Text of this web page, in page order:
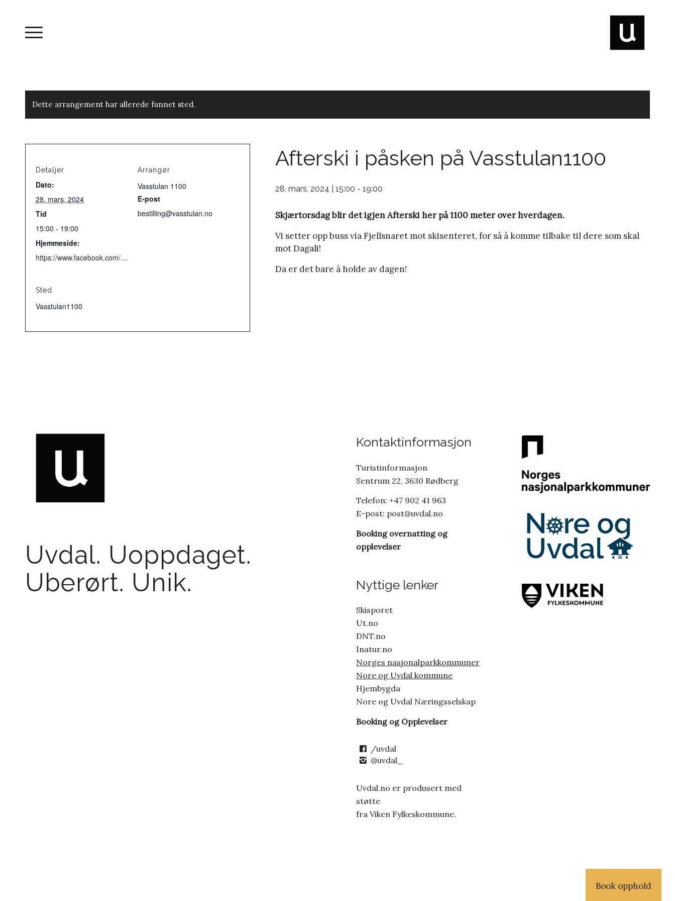
Dette arrangement har allerede funnet sted.
Afterski i påsken på Vasstulan1100
28. mars, 2024 | 15:00 - 19:00
Skjærtorsdag blir det igjen Afterski her på 1100 meter over hverdagen.
Vi setter opp buss via Fjellsnaret mot skisenteret, for så å komme tilbake til dere som skal
mot Dagali!
Da er det bare å holde av dagen!
Detaljer
Dato:
28. mars, 2024
Tid
15:00 - 19:00
Hjemmeside:
https://www.facebook.com/Vasstulan
Arrangør
Vasstulan 1100
E-post
bestilling@vasstulan.no
Sted
Vasstulan1100
Uvdal. Uoppdaget.
Uberørt. Unik.
Kontaktinformasjon
Turistinformasjon
Sentrum 22, 3630 Rødberg
Telefon: +47 902 41 963
E-post: post@uvdal.no
Booking overnatting og
opplevelser
Nyttige lenker
Skisporet
Ut.no
DNT.no
Inatur.no
Norges nasjonalparkkommuner
Nore og Uvdal kommune
Hjembygda
Nore og Uvdal Næringsselskap
Booking og Opplevelser
/uvdal
@uvdal_
Uvdal.no er produsert med
støtte
fra Viken Fylkeskommune.
Book opphold